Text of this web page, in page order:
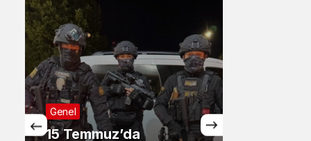
Gündüz Modu
Gündüz modunu seçin.
Gece Modu
Gece modunu seçin.
Genel
15 Temmuz’da